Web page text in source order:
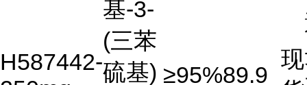
H587442-
基-3-
(三苯
硫基) ≥95%89.9
现